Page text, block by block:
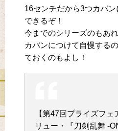
16センチだから3つカバ
できるぞ！
今までのシリーズのもあ
カバンにつけて自慢する
ておくのもよし！
【第47回プライズフェ
リュー・『刀剣乱舞 -